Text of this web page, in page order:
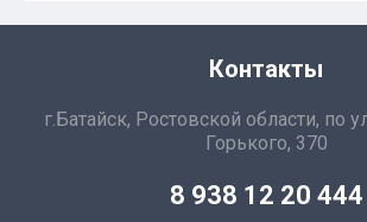
Контакты
г.Батайск, Ростовской области, по
Горького, 370
8 938 12 20 444